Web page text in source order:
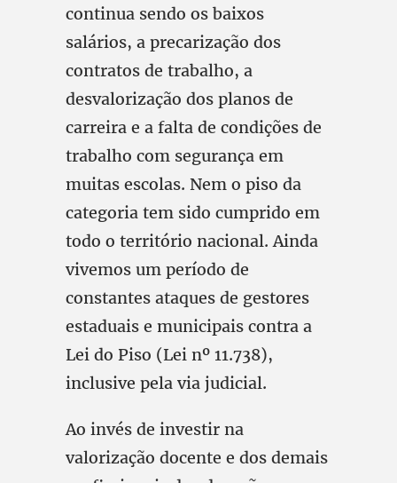
continua sendo os baixos
salários, a precarização dos
contratos de trabalho, a
desvalorização dos planos de
carreira e a falta de condições de
trabalho com segurança em
muitas escolas. Nem o piso da
categoria tem sido cumprido em
todo o território nacional. Ainda
vivemos um período de
constantes ataques de gestores
estaduais e municipais contra a
Lei do Piso (Lei nº 11.738),
inclusive pela via judicial.
Ao invés de investir na
valorização docente e dos demais